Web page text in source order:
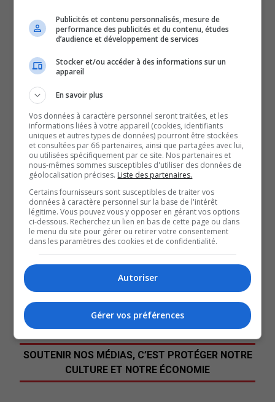
retenir dans le monde de
l’hôtellerie.
La sommelière d’origine témiscamienne s’est vue
décerner une bourse Relais et Châteaux d’une hauteur de
35 000 dollars.
Chaque année, un maximum de cinq de ses bourses est
remis.
Pour être candidat, il faut, entre autres, être diplômés
d’un programme de l’Institut de tourisme et d’hôtellerie
du Québec depuis moins de cinq ans, dans un
programme régulier de l’établissement.
Il faut aussi être reconnu pour ses compétences ou ses
réalisations exceptionnelles dans l’industrie.
QUESTION DU JOUR
Commentaires
SOUTENIR NOS MÉDIAS, C’EST PROTÉGER NOTRE
CULTURE ET NOTRE ÉCONOMIE
Publicités et contenu personnalisés, mesure de
performance des publicités et du contenu, études
d’audience et développement de services
Stocker et/ou accéder à des informations sur un
appareil
En savoir plus
Vos données à caractère personnel seront traitées, et les
informations liées à votre appareil (cookies, identifiants
uniques et autres types de données) pourront être stockées
et consultées par 66 partenaires, ainsi que partagées avec lui,
ou utilisées spécifiquement par ce site. Nos partenaires et
nous-mêmes sommes susceptibles d'utiliser des données de
géolocalisation précises. Liste des partenaires.
Certains fournisseurs sont susceptibles de traiter vos
données à caractère personnel sur la base de l'intérêt
légitime. Vous pouvez vous y opposer en gérant vos options
ci-dessous. Recherchez un lien en bas de cette page ou dans
le menu du site pour gérer ou retirer votre consentement
dans les paramètres des cookies et de confidentialité.
Autoriser
Gérer vos préférences